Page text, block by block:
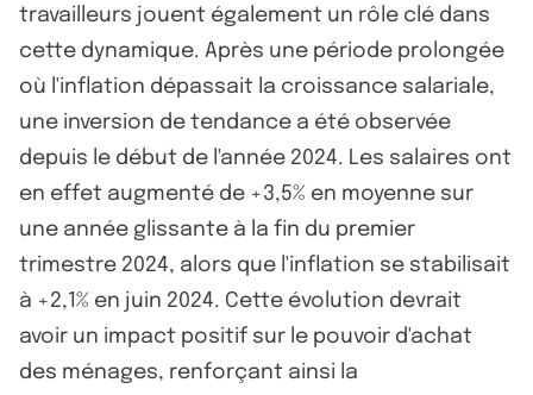
travailleurs jouent également un rôle clé dans
cette dynamique. Après une période prolongée
où l'inflation dépassait la croissance salariale,
une inversion de tendance a été observée
depuis le début de l'année 2024. Les salaires ont
en effet augmenté de +3,5% en moyenne sur
une année glissante à la fin du premier
trimestre 2024, alors que l'inflation se stabilisait
à +2,1% en juin 2024. Cette évolution devrait
avoir un impact positif sur le pouvoir d'achat
des ménages, renforçant ainsi la